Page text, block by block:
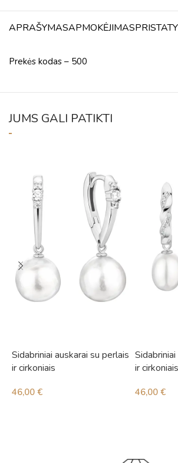
APRAŠYMASAPMOKĖJIMAS
Prekės kodas – 500
JUMS GALI PATIKTI
Sidabriniai auskarai su perlais
ir cirkoniais
46,00 €
ir cirkoniais
46,00 €